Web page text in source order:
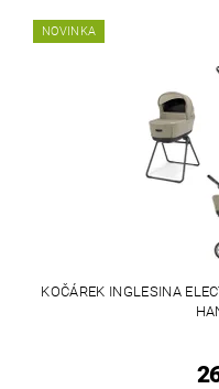
NOVINKA
KOČÁREK INGLESINA